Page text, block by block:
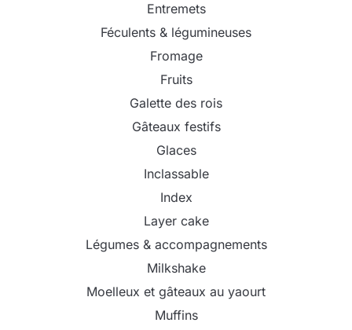
Entremets
Féculents & légumineuses
Fromage
Fruits
Galette des rois
Gâteaux festifs
Glaces
Inclassable
Index
Layer cake
Légumes & accompagnements
Milkshake
Moelleux et gâteaux au yaourt
Muffins